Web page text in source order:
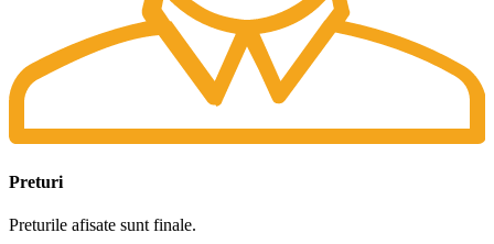
Preturi
Preturile afisate sunt finale.